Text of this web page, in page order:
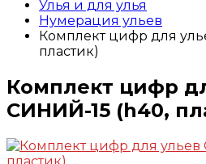
Улья и для улья
Нумерация ульев
Комплект цифр для
пластик)
Комплект цифр
СИНИЙ-15 (h40,